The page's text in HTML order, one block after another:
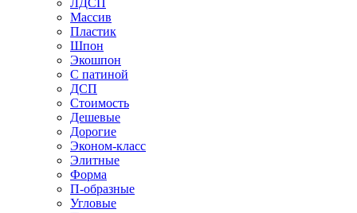
ЛДСП
Массив
Пластик
Шпон
Экошпон
С патиной
ДСП
Стоимость
Дешевые
Дорогие
Эконом-класс
Элитные
Форма
П-образные
Угловые